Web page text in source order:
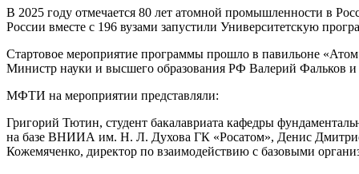
В 2025 году отмечается 80 лет атомной промышленности в
России вместе с 196 вузами запустили Университетскую
Стартовое мероприятие программы прошло в павильоне
Министр науки и высшего образования РФ Валерий Фальков
МФТИ на мероприятии представляли:
Григорий Тютин, студент бакалавриата кафедры
на базе ВНИИА им. Н. Л. Духова ГК «Росатом», Денис
Кожемяченко, директор по взаимодействию с базовыми